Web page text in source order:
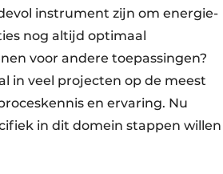
instrument zijn om energie-
nog altijd optimaal
voor andere toepassingen?
in veel projecten op de meest
en ervaring. Nu
in dit domein stappen willen